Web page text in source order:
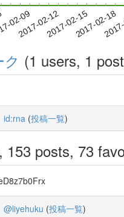
02-09
2017-02-122017-02-152017-02-18
(1 users, 1
id:rna (投稿一覧)
153 posts, 73
@liyehuku (投稿一覧)